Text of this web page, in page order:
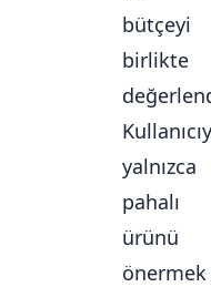
bütçeyi
birlikte
yalnızca
pahalı
ürünü
önermek